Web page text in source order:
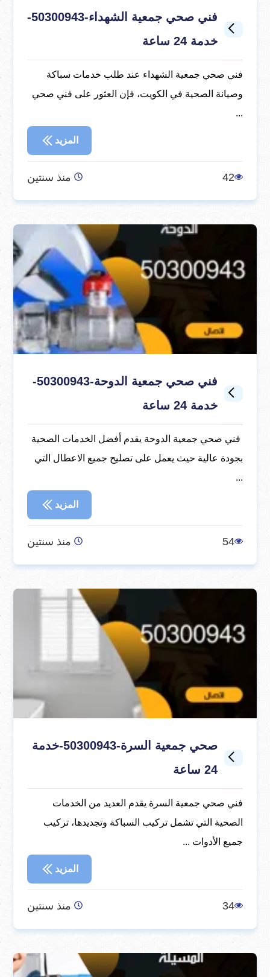
فني صحي جمعية الشهداء-50300943-
خدمة 24 ساعة
فني صحي جمعية الشهداء عند طلب خدمات سباكة
وصيانة الصحية في الكويت، فإن العثور على فني صحي
...
المزيد
42 منذ سنتين
فني صحي جمعية الدوحة-50300943-
خدمة 24 ساعة
فني صحي جمعية الدوحة يقدم أفضل الخدمات الصحية
بجودة عالية حيث يعمل على تصليح جميع الاعطال التي
...
المزيد
54 منذ سنتين
صحي جمعية السرة-50300943-خدمة
24 ساعة
فني صحي جمعية السرة يقدم العديد من الخدمات
الصحية التي تشمل تركيب السباكة وتجديدها، تركيب
جميع الأدوات ...
المزيد
34 منذ سنتين